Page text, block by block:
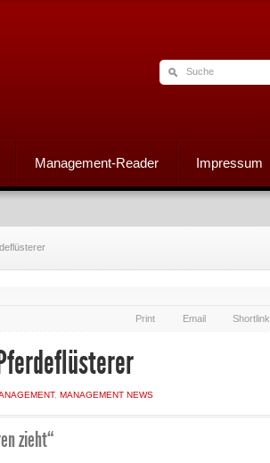
Management-Reader Impressum
Print Email Shortlink
, MANAGEMENT NEWS
zieht“